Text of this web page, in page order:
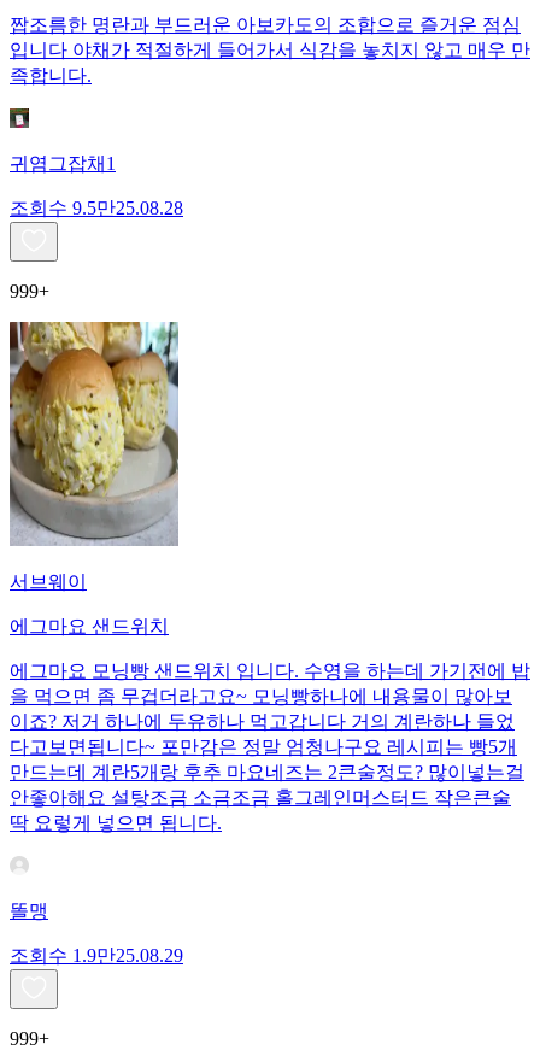
짭조름한 명란과 부드러운 아보카도의 조합으로 즐거운 점심
입니다 야채가 적절하게 들어가서 식감을 놓치지 않고 매우 만
족합니다.
귀염그잡채1
조회수 9.5만25.08.28
999+
서브웨이
에그마요 샌드위치
에그마요 모닝빵 샌드위치 입니다. 수영을 하는데 가기전에 밥
을 먹으면 좀 무겁더라고요~ 모닝빵하나에 내용물이 많아보
이죠? 저거 하나에 두유하나 먹고갑니다 거의 계란하나 들었
다고보면됩니다~ 포만감은 정말 엄청나구요 레시피는 빵5개
만드는데 계란5개랑 후추 마요네즈는 2큰술정도? 많이넣는걸
안좋아해요 설탕조금 소금조금 홀그레인머스터드 작은큰술
딱 요렇게 넣으면 됩니다.
똘맹
조회수 1.9만25.08.29
999+